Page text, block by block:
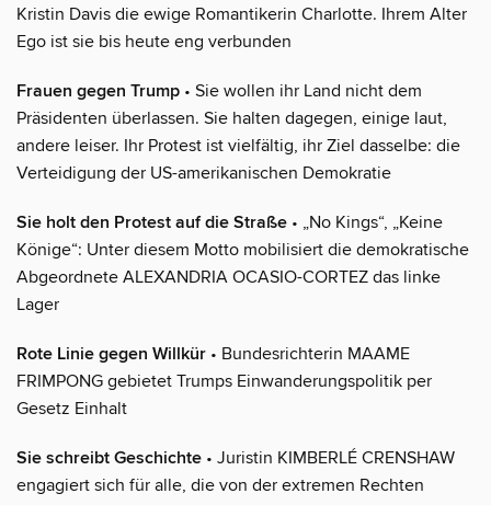
Kristin Davis die ewige Romantikerin Charlotte. Ihrem Alter
Ego ist sie bis heute eng verbunden
Frauen gegen Trump • Sie wollen ihr Land nicht dem
Präsidenten überlassen. Sie halten dagegen, einige laut,
andere leiser. Ihr Protest ist vielfältig, ihr Ziel dasselbe: die
Verteidigung der US-amerikanischen Demokratie
Sie holt den Protest auf die Straße • „No Kings“, „Keine
Könige“: Unter diesem Motto mobilisiert die demokratische
Abgeordnete ALEXANDRIA OCASIO-CORTEZ das linke
Lager
Rote Linie gegen Willkür • Bundesrichterin MAAME
FRIMPONG gebietet Trumps Einwanderungspolitik per
Gesetz Einhalt
Sie schreibt Geschichte • Juristin KIMBERLÉ CRENSHAW
engagiert sich für alle, die von der extremen Rechten